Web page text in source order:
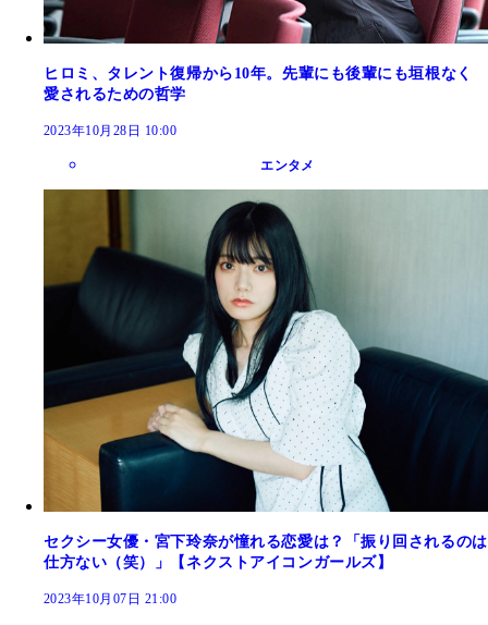
ヒロミ、タレント復帰から10年。先輩にも後輩にも垣根なく
愛されるための哲学
2023年10月28日 10:00
エンタメ
セクシー女優・宮下玲奈が憧れる恋愛は？「振り回されるのは
仕方ない（笑）」【ネクストアイコンガールズ】
2023年10月07日 21:00